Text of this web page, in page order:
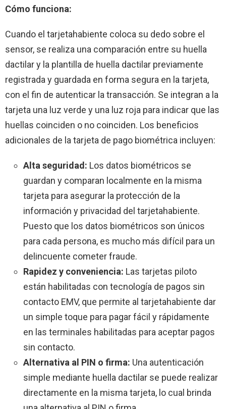
Cómo funciona:
Cuando el tarjetahabiente coloca su dedo sobre el
sensor, se realiza una comparación entre su huella
dactilar y la plantilla de huella dactilar previamente
registrada y guardada en forma segura en la tarjeta,
con el fin de autenticar la transacción. Se integran a la
tarjeta una luz verde y una luz roja para indicar que las
huellas coinciden o no coinciden. Los beneficios
adicionales de la tarjeta de pago biométrica incluyen:
Alta seguridad: Los datos biométricos se
guardan y comparan localmente en la misma
tarjeta para asegurar la protección de la
información y privacidad del tarjetahabiente.
Puesto que los datos biométricos son únicos
para cada persona, es mucho más difícil para un
delincuente cometer fraude.
Rapidez y conveniencia: Las tarjetas piloto
están habilitadas con tecnología de pagos sin
contacto EMV, que permite al tarjetahabiente dar
un simple toque para pagar fácil y rápidamente
en las terminales habilitadas para aceptar pagos
sin contacto.
Alternativa al PIN o firma: Una autenticación
simple mediante huella dactilar se puede realizar
directamente en la misma tarjeta, lo cual brinda